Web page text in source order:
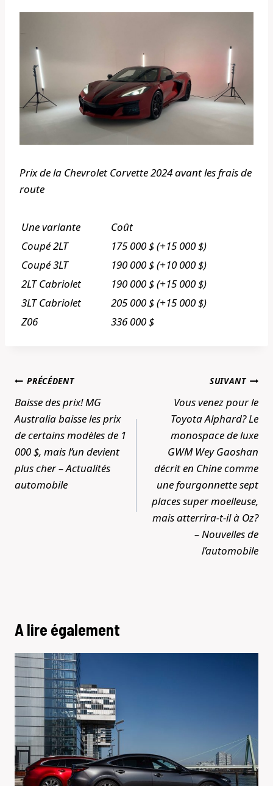
Prix ​​de la Chevrolet Corvette 2024 avant les frais de
route
Une variante
Coût
Coupé 2LT
175 000 $ (+15 000 $)
Coupé 3LT
190 000 $ (+10 000 $)
2LT Cabriolet
190 000 $ (+15 000 $)
3LT Cabriolet
205 000 $ (+15 000 $)
Z06
336 000 $
Navigation
de
l’article
PRÉCÉDENT
Baisse des prix! MG
Australia baisse les prix
de certains modèles de 1
000 $, mais l’un devient
plus cher – Actualités
automobile
SUIVANT
Vous venez pour le
Toyota Alphard? Le
monospace de luxe
GWM Wey Gaoshan
décrit en Chine comme
une fourgonnette sept
places super moelleuse,
mais atterrira-t-il à Oz?
– Nouvelles de
l’automobile
A lire également